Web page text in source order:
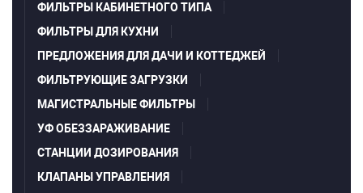
ФИЛЬТРЫ КАБИНЕТНОГО ТИПА
ФИЛЬТРЫ ДЛЯ КУХНИ
ПРЕДЛОЖЕНИЯ ДЛЯ ДАЧИ И КОТТЕДЖЕЙ
ФИЛЬТРУЮЩИЕ ЗАГРУЗКИ
МАГИСТРАЛЬНЫЕ ФИЛЬТРЫ
УФ ОБЕЗЗАРАЖИВАНИЕ
СТАНЦИИ ДОЗИРОВАНИЯ
КЛАПАНЫ УПРАВЛЕНИЯ